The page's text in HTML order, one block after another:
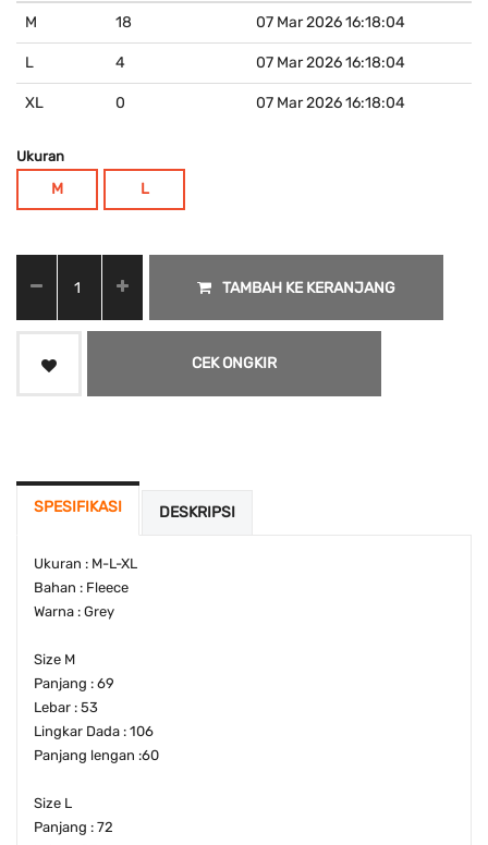
M 18 07 Mar 2026 16:18:04
L 4 07 Mar 2026 16:18:04
XL 0 07 Mar 2026 16:18:04
Ukuran
M L
TAMBAH KE KERANJANG
CEK ONGKIR
SPESIFIKASI DESKRIPSI
Ukuran : M-L-XL
Bahan : Fleece
Warna : Grey
Size M
Panjang : 69
Lebar : 53
Lingkar Dada : 106
Panjang lengan :60
Size L
Panjang : 72